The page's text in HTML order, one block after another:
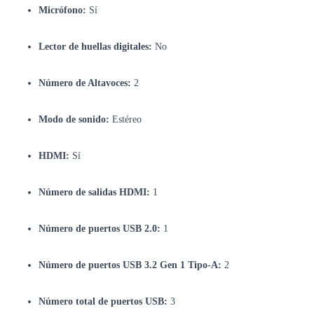
Micrófono: Sí
Lector de huellas digitales: No
Número de Altavoces: 2
Modo de sonido: Estéreo
HDMI: Sí
Número de salidas HDMI: 1
Número de puertos USB 2.0: 1
Número de puertos USB 3.2 Gen 1 Tipo-A: 2
Número total de puertos USB: 3